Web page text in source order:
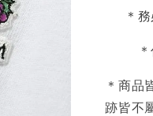
＊
＊商品
跡皆不